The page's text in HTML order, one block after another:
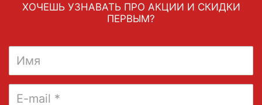
ХОЧЕШЬ УЗНАВАТЬ ПРО АКЦИИ И СКИДКИ
ПЕРВЫМ?